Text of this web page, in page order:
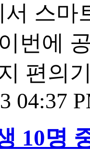
서 스마
번에
편의
04:37
10명